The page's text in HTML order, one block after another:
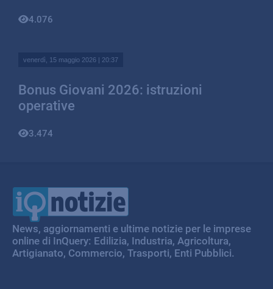
4.076
venerdì, 15 maggio 2026 | 20:37
Bonus Giovani 2026: istruzioni
operative
3.474
IQ Notizie
News, aggiornamenti e ultime notizie per le imprese
online di InQuery: Edilizia, Industria, Agricoltura,
Artigianato, Commercio, Trasporti, Enti Pubblici.